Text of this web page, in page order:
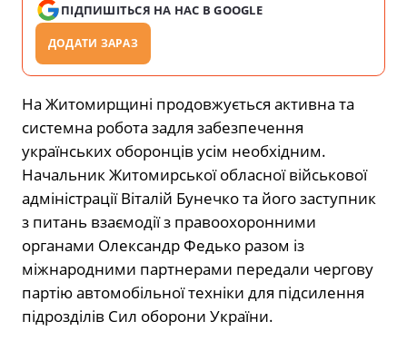
ПІДПИШІТЬСЯ НА НАС В GOOGLE
ДОДАТИ ЗАРАЗ
На Житомирщині продовжується активна та
системна робота задля забезпечення
українських оборонців усім необхідним.
Начальник Житомирської обласної військової
адміністрації Віталій Бунечко та його заступник
з питань взаємодії з правоохоронними
органами Олександр Федько разом із
міжнародними партнерами передали чергову
партію автомобільної техніки для підсилення
підрозділів Сил оборони України.